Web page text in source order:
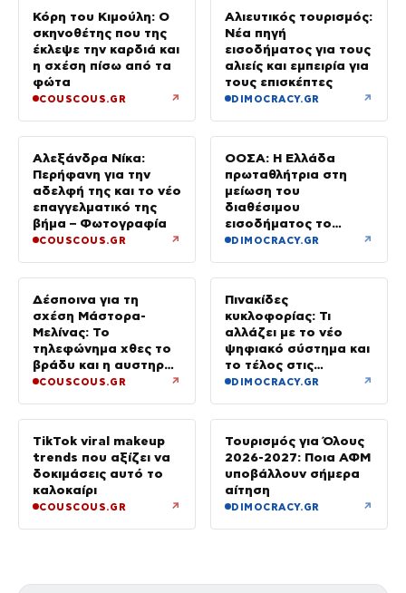
Κόρη του Κιμούλη: Ο
σκηνοθέτης που της
έκλεψε την καρδιά και
η σχέση πίσω από τα
φώτα
COUSCOUS.GR ↗
Αλιευτικός τουρισμός:
Νέα πηγή
εισοδήματος για τους
αλιείς και εμπειρία για
τους επισκέπτες
DIMOCRACY.GR ↗
Αλεξάνδρα Νίκα:
Περήφανη για την
αδελφή της και το νέο
επαγγελματικό της
βήμα – Φωτογραφία
COUSCOUS.GR ↗
ΟΟΣΑ: Η Ελλάδα
πρωταθλήτρια στη
μείωση του
διαθέσιμου
εισοδήματος το
πρώτο τρίμηνο του
DIMOCRACY.GR ↗
Δέσποινα για τη
σχέση Μάστορα-
Μελίνας: Το
τηλεφώνημα χθες το
βράδυ και η αυστηρή
προειδοποίηση
COUSCOUS.GR ↗
Πινακίδες
κυκλοφορίας: Τι
αλλάζει με το νέο
ψηφιακό σύστημα και
το τέλος στις
καθυστερήσεις
DIMOCRACY.GR ↗
TikTok viral makeup
trends που αξίζει να
δοκιμάσεις αυτό το
καλοκαίρι
COUSCOUS.GR ↗
Τουρισμός για Όλους
2026-2027: Ποια ΑΦΜ
υποβάλλουν σήμερα
αίτηση
DIMOCRACY.GR ↗